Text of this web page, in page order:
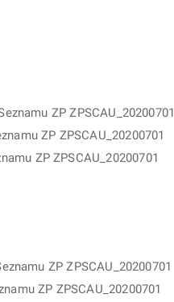
ZP ZPSCAU_20200701
ZP ZPSCAU_20200701
ZP ZPSCAU_20200701
ZP ZPSCAU_20200701
ZP ZPSCAU_20200701